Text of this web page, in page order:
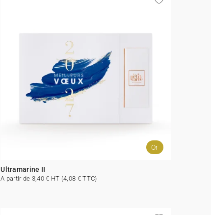
Or
Ultramarine II
A partir de 3,40 € HT (4,08 € TTC)